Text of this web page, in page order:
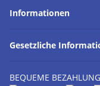
Informationen
Gesetzliche
BEQUEME BEZAHLUNG